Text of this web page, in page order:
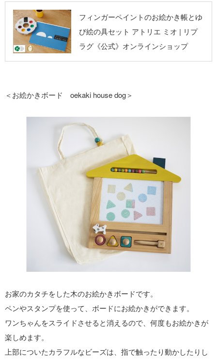
リプラグ《公式》
オンラインショッ
プ
フィンガーペイントのお絵かき帳とゆ
び絵の具セット アトリエ ミオ | リプ
ラグ《公式》オンラインショップ
＜お絵かきボード oekaki house dog＞
お家のカタチをした木のお絵かきボードです。
ペンやスタンプを使って、ボードにお絵かきができます。
ワンちゃんをスライドさせると消えるので、何度もお絵かきが
楽しめます。
上部についたカラフルなビーズは、指で触ったり動かしたりし